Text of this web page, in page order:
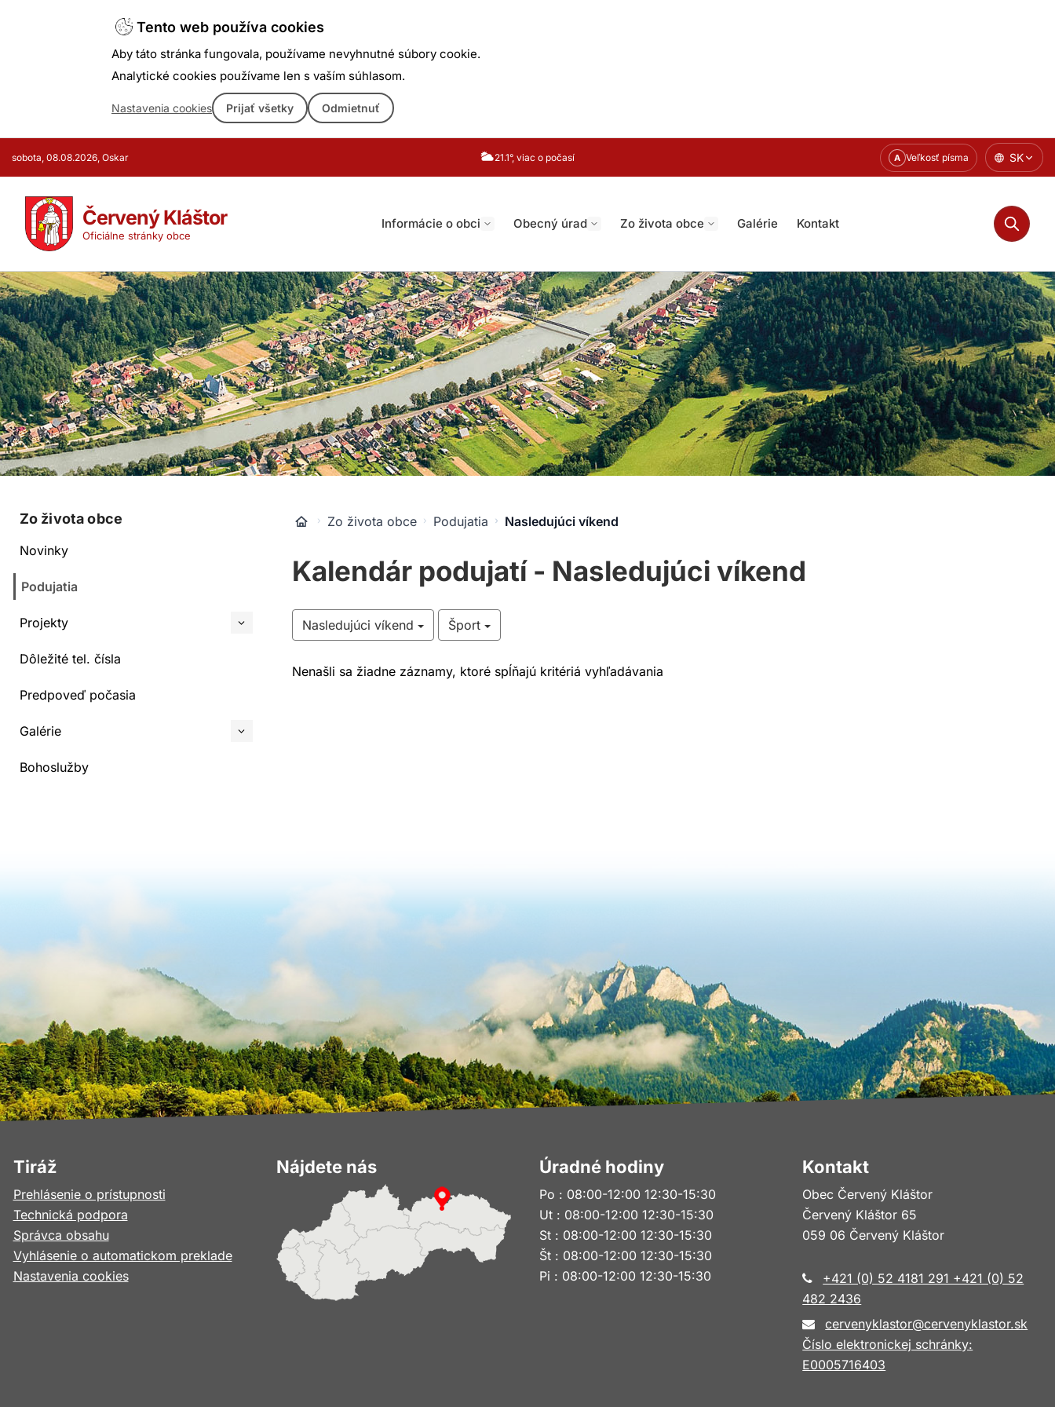
Tento web používa cookies
Aby táto stránka fungovala, používame nevyhnutné súbory cookie.
Analytické cookies používame len s vaším súhlasom.
Nastavenia cookies Prijať všetky Odmietnuť
sobota, 08.08.2026, Oskar 21.1°, viac o počasí A Veľkosť písma SK
Červený Kláštor
Oficiálne stránky obce
Informácie o obci Obecný úrad Zo života obce Galérie Kontakt
Zo života obce
Novinky
Podujatia
Projekty
Dôležité tel. čísla
Predpoveď počasia
Galérie
Bohoslužby
Zo života obce Podujatia Nasledujúci víkend
Kalendár podujatí - Nasledujúci víkend
Nasledujúci víkend Šport
Nenašli sa žiadne záznamy, ktoré spĺňajú kritériá vyhľadávania
Tiráž
Prehlásenie o prístupnosti
Technická podpora
Správca obsahu
Vyhlásenie o automatickom preklade
Nastavenia cookies
Nájdete nás Úradné hodiny
Po : 08:00-12:00 12:30-15:30
Ut : 08:00-12:00 12:30-15:30
St : 08:00-12:00 12:30-15:30
Št : 08:00-12:00 12:30-15:30
Pi : 08:00-12:00 12:30-15:30
Kontakt
Obec Červený Kláštor
Červený Kláštor 65
059 06 Červený Kláštor
+421 (0) 52 4181 291 +421 (0) 52
482 2436
cervenyklastor@cervenyklastor.sk
Číslo elektronickej schránky:
E0005716403